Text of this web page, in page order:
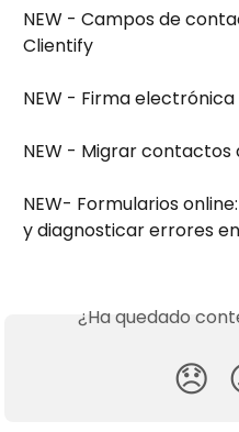
NEW - Campos de
Clientify
NEW - Firma
NEW - Migrar contactos
NEW- Formularios
y diagnosticar errores
¿Ha quedado
😞